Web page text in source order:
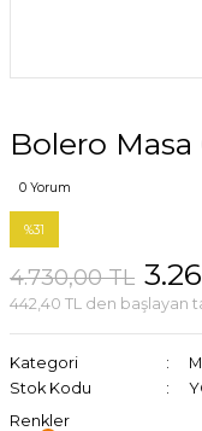
Bolero
0 Yorum
%31
4.730,00 TL
442,40 TL den başlayan
Kategori
Stok Kodu
Renkler